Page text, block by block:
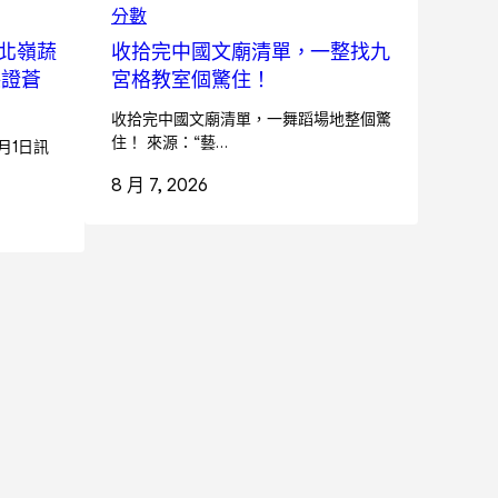
嶺蔬
蒼
1日訊
分數
收拾完中國文廟清單，一整找九
宮格教室個驚住！
收拾完中國文廟清單，一舞蹈場地整個驚
住！ 來源：“藝…
8 月 7, 2026